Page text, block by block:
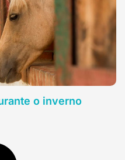
o inverno